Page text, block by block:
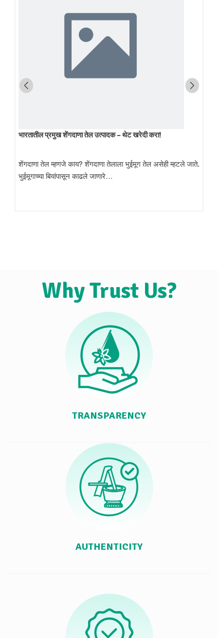
भारतातील प्रमुख शेंगदाणा तेल उत्पादक – थेट खरेदी करा!
शेंगदाणा तेल म्हणजे काय? शेंगदाणा तेलाला भुईमूग तेल असेही म्हटले जाते.
भुईमूगाच्या बियांपासून काढले जाणारे…
Why Trust Us?
TRANSPARENCY
AUTHENTICITY